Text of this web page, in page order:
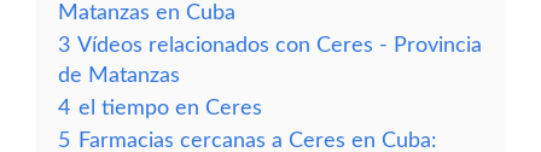
Matanzas en Cuba
3 Vídeos relacionados con Ceres - Provincia
de Matanzas
4 el tiempo en Ceres
5 Farmacias cercanas a Ceres en Cuba: